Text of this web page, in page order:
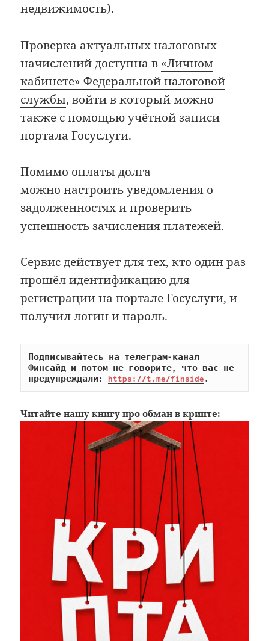
недвижимость).
Проверка актуальных налоговых
начислений доступна в «Личном
кабинете» Федеральной налоговой
службы, войти в который можно
также с помощью учётной записи
портала Госуслуги.
Помимо оплаты долга
можно настроить уведомления о
задолженностях и проверить
успешность зачисления платежей.
Сервис действует для тех, кто один раз
прошёл идентификацию для
регистрации на портале Госуслуги, и
получил логин и пароль.
Подписывайтесь на телеграм-канал
Финсайд и потом не говорите, что вас не
предупреждали: https://t.me/finside.
Читайтенашу книгу про обман в крипте: